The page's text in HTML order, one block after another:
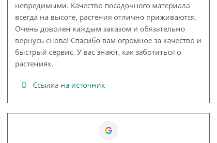
невредимыми. Качество посадочного материала
всегда на высоте, растения отлично приживаются.
Очень доволен каждым заказом и обязательно
вернусь снова! Спасибо вам огромное за качество и
быстрый сервис. У вас знают, как заботиться о
растениях.
Ссылка на источник